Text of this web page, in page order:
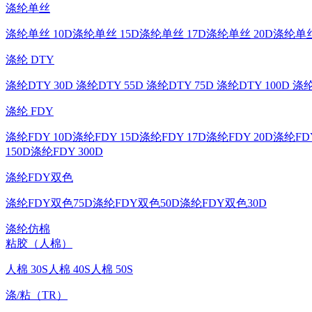
涤纶单丝
涤纶单丝 10D涤纶单丝 15D涤纶单丝 17D涤纶单丝 20D涤纶单
涤纶 DTY
涤纶DTY 30D 涤纶DTY 55D 涤纶DTY 75D 涤纶DTY 100D 涤
涤纶 FDY
涤纶FDY 10D涤纶FDY 15D涤纶FDY 17D涤纶FDY 20D涤纶
150D涤纶FDY 300D
涤纶FDY双色
涤纶FDY双色75D涤纶FDY双色50D涤纶FDY双色30D
涤纶仿棉
粘胶（人棉）
人棉 30S 人棉 40S 人棉 50S
涤/粘（TR）